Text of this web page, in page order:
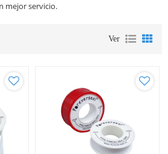
mejor servicio.
Ver